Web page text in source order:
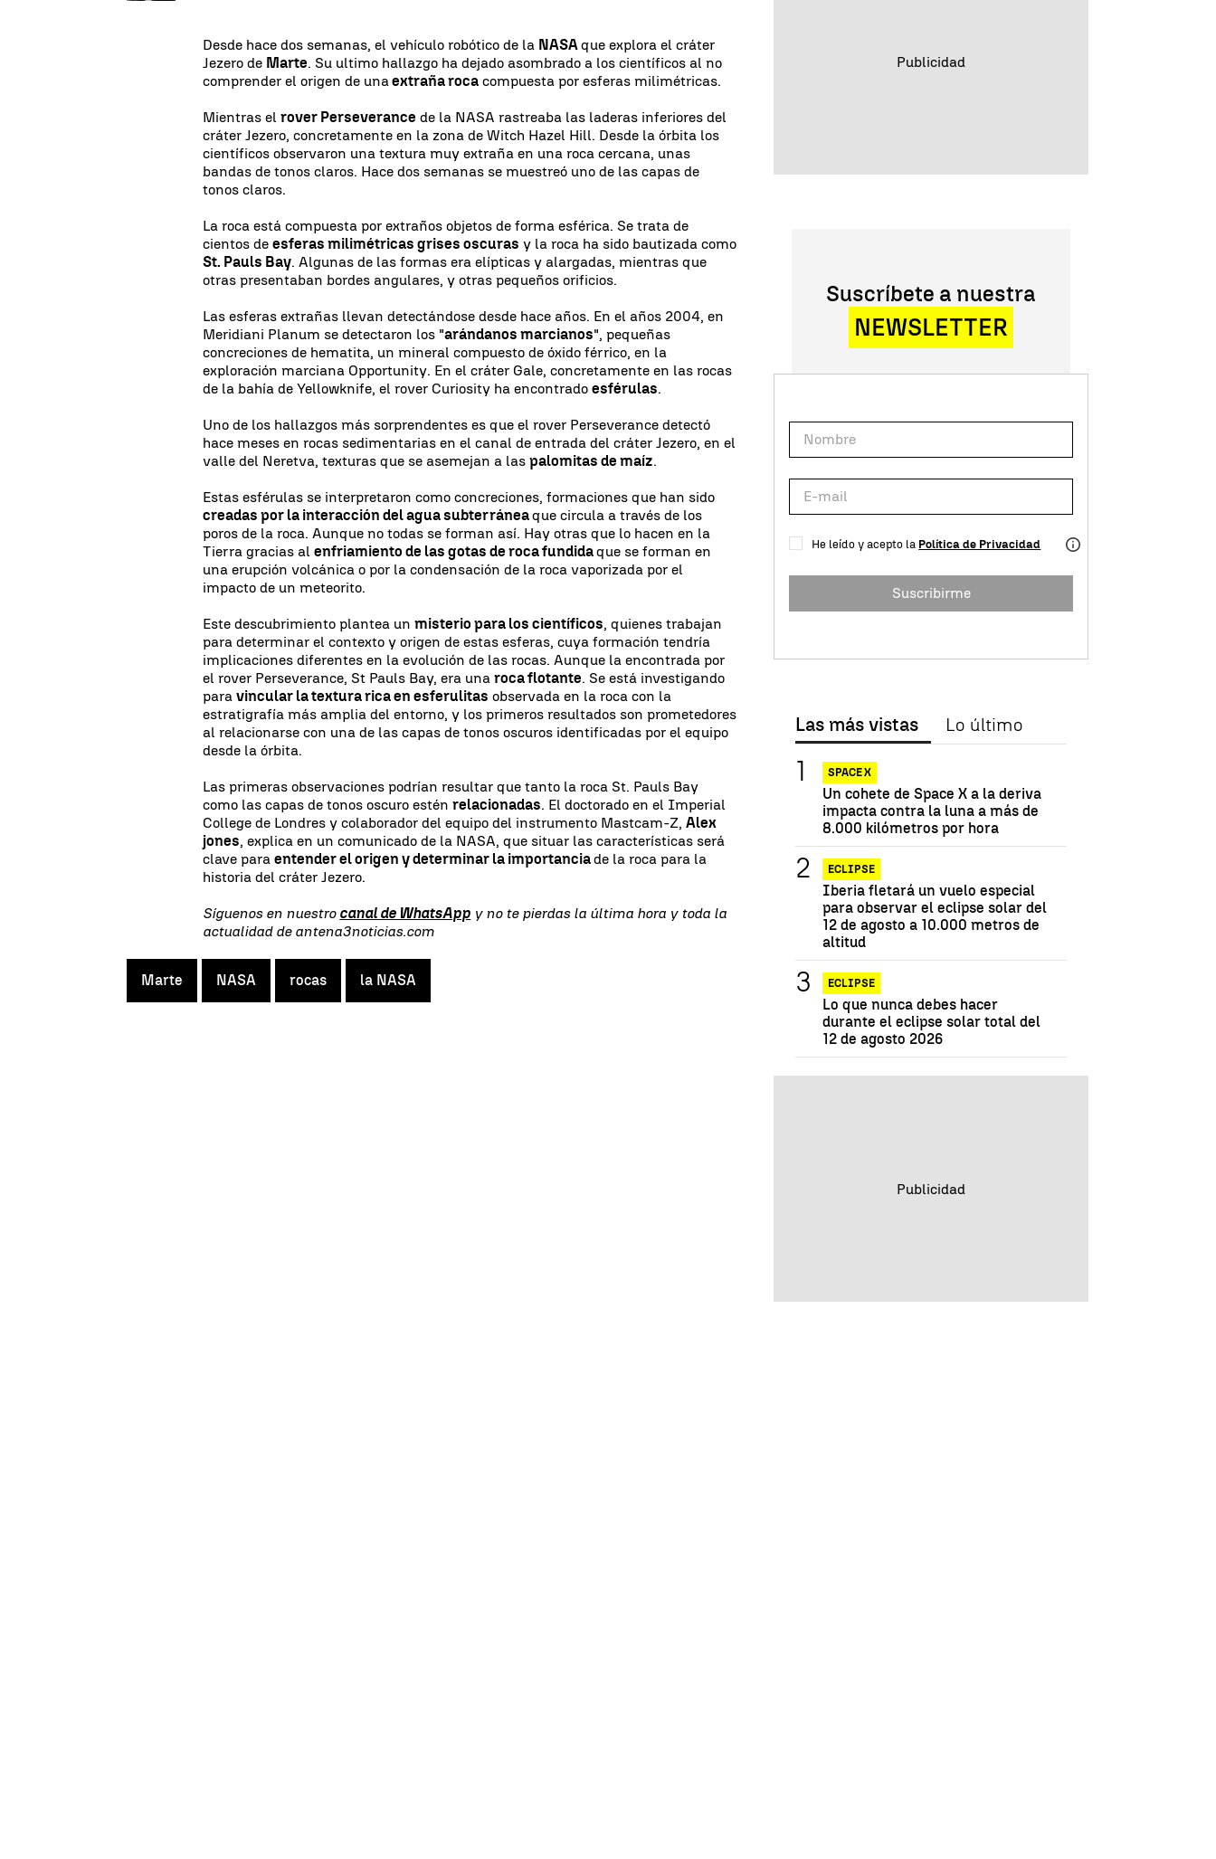
Desde hace dos semanas, el vehículo robótico de la NASAque explora el cráter
Jezero de Marte. Su ultimo hallazgo ha dejado asombrado a los científicos al no
comprender el origen de una extraña roca compuesta por esferas milimétricas.
Mientras elrover Perseverance de la NASA rastreaba las laderas inferiores del
cráter Jezero, concretamente en la zona de Witch Hazel Hill. Desde la órbita los
científicos observaron una textura muy extraña en una roca cercana, unas
bandas de tonos claros. Hace dos semanas se muestreó uno de las capas de
tonos claros.
La roca está compuesta por extraños objetos de forma esférica. Se trata de
cientos deesferas milimétricas grises oscuras y la roca ha sido bautizada como
St. Pauls Bay. Algunas de las formas era elípticas y alargadas, mientras que
otras presentaban bordes angulares, y otras pequeños orificios.
Las esferas extrañas llevan detectándose desde hace años. En el años 2004, en
Meridiani Planum se detectaron los "arándanos marcianos", pequeñas
concreciones de hematita, un mineral compuesto de óxido férrico, en la
exploración marciana Opportunity. En el cráter Gale, concretamente en las rocas
de la bahía de Yellowknife, el rover Curiosity ha encontradoesférulas.
Uno de los hallazgos más sorprendentes es que el rover Perseverance detectó
hace meses en rocas sedimentarias en el canal de entrada del cráter Jezero, en el
valle del Neretva, texturas que se asemejan a laspalomitas de maíz.
Estas esférulas se interpretaron como concreciones, formaciones que han sido
creadas por la interacción del agua subterráneaque circula a través de los
poros de la roca. Aunque no todas se forman así. Hay otras que lo hacen en la
Tierra gracias alenfriamiento de las gotas de roca fundidaque se forman en
una erupción volcánica o por la condensación de la roca vaporizada por el
impacto de un meteorito.
Este descubrimiento plantea unmisterio para los científicos, quienes trabajan
para determinar el contexto y origen de estas esferas, cuya formación tendría
implicaciones diferentes en la evolución de las rocas. Aunque la encontrada por
el rover Perseverance, St Pauls Bay, era unaroca flotante. Se está investigando
paravincular la textura rica en esferulitas observada en la roca con la
estratigrafía más amplia del entorno, y los primeros resultados son prometedores
al relacionarse con una de las capas de tonos oscuros identificadas por el equipo
desde la órbita.
Las primeras observaciones podrían resultar que tanto la roca St. Pauls Bay
como las capas de tonos oscuro esténrelacionadas. El doctorado en el Imperial
College de Londres y colaborador del equipo del instrumento Mastcam-Z,Alex
jones, explica en un comunicado de la NASA, que situar las características será
clave paraentender el origen y determinar la importanciade la roca para la
historia del cráter Jezero.
Síguenos en nuestro canal de WhatsApp y no te pierdas la última hora y toda la
actualidad de antena3noticias.com
Marte NASA rocas la NASA
Suscríbete a nuestra
NEWSLETTER
He leído y acepto la Política de Privacidad
Suscribirme
Las más vistas Lo último
SPACE X
Un cohete de Space X a la deriva
impacta contra la luna a más de
8.000 kilómetros por hora
ECLIPSE
Iberia fletará un vuelo especial
para observar el eclipse solar del
12 de agosto a 10.000 metros de
altitud
ECLIPSE
Lo que nunca debes hacer
durante el eclipse solar total del
12 de agosto 2026